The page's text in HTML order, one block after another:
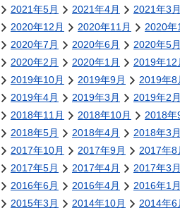
2021年5月
2021年4月 2021年3月
2020年12月
2020年11月 2020年
2020年7月
2020年6月 2020年5月
2020年2月
2020年1月 2019年12
2019年10月
2019年9月 2019年8
2019年4月
2019年3月 2019年2月
2018年11月
2018年10月 2018年
2018年5月
2018年4月 2018年3月
2017年10月
2017年9月 2017年8
2017年5月
2017年4月 2017年3月
2016年6月
2016年4月 2016年1月
2015年3月
2014年10月 2014年6